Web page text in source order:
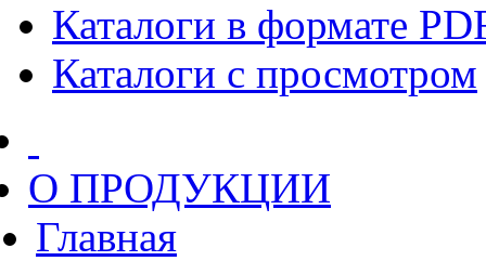
Каталоги в формате
Каталоги с просмотром
О ПРОДУКЦИИ
Главная